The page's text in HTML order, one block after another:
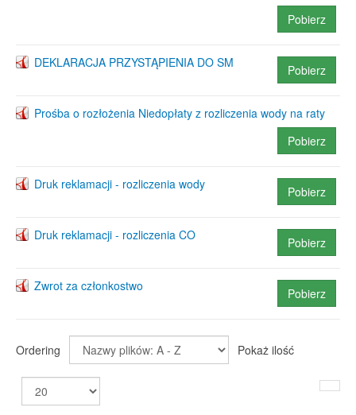
Pobierz
DEKLARACJA PRZYSTĄPIENIA DO SM Pobierz
Prośba o rozłożenia Niedopłaty z rozliczenia wody na raty
Pobierz
Druk reklamacji - rozliczenia wody Pobierz
Druk reklamacji - rozliczenia CO Pobierz
Zwrot za członkostwo Pobierz
Ordering Pokaż ilość